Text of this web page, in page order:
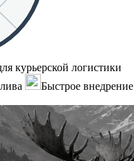
курьерской логистики
Быстрое внедрение